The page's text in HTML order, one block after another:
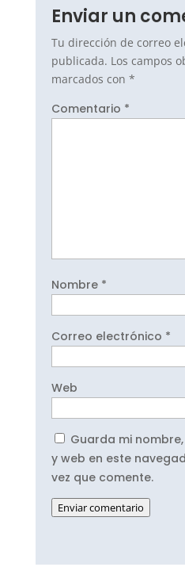
Enviar un
Tu dirección de correo
publicada. Los campos
marcados con *
Comentario *
Nombre *
Correo electrónico *
Web
Guarda mi
y web en este
vez que comente.
Enviar comentario